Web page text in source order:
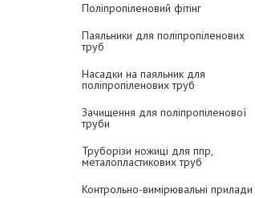
Поліпропіленовий фітінг
Паяльники для поліпропіленових
труб
Насадки на паяльник для
поліпропіленових труб
Зачищення для поліпропіленової
труби
Труборізи ножиці для ппр,
металопластикових труб
Контрольно-вимірювальні прилади